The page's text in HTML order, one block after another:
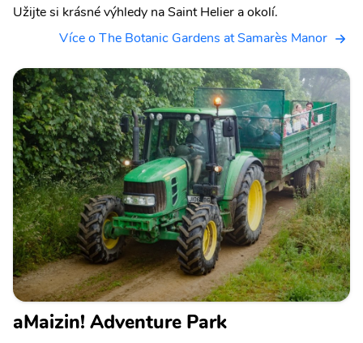
Užijte si krásné výhledy na Saint Helier a okolí.
Více o The Botanic Gardens at Samarès Manor
aMaizin! Adventure Park